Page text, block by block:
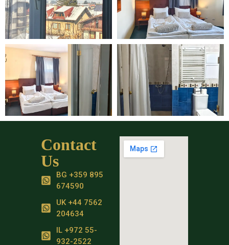
Contact
Us
BG +359 895
674590
UK +44 7562
204634
IL +972 55-
932-2522